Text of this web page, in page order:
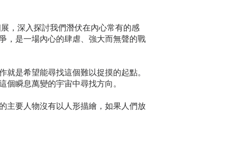
，深入探討我們潛伏在內心常有的感
，是一場內心的肆虐、強大而無聲的戰
是希望能尋找這個難以捉摸的起點。
瞬息萬變的宇宙中尋找方向。
主要人物沒有以人形描繪，如果人們放